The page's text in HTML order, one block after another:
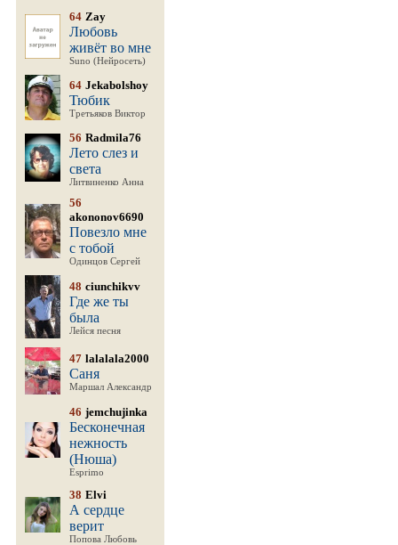
64 Zay
Любовь
живёт во мне
Suno (Нейросеть)
64 Jekabolshoy
Тюбик
Третьяков Виктор
56 Radmila76
Лето слез и
света
Литвиненко Анна
56
akononov6690
Повезло мне
с тобой
Одинцов Сергей
48 ciunchikvv
Где же ты
была
Лейся песня
47 lalalala2000
Саня
Маршал Александр
46 jemchujinka
Бесконечная
нежность
(Нюша)
Esprimo
38 Elvi
А сердце
верит
Попова Любовь